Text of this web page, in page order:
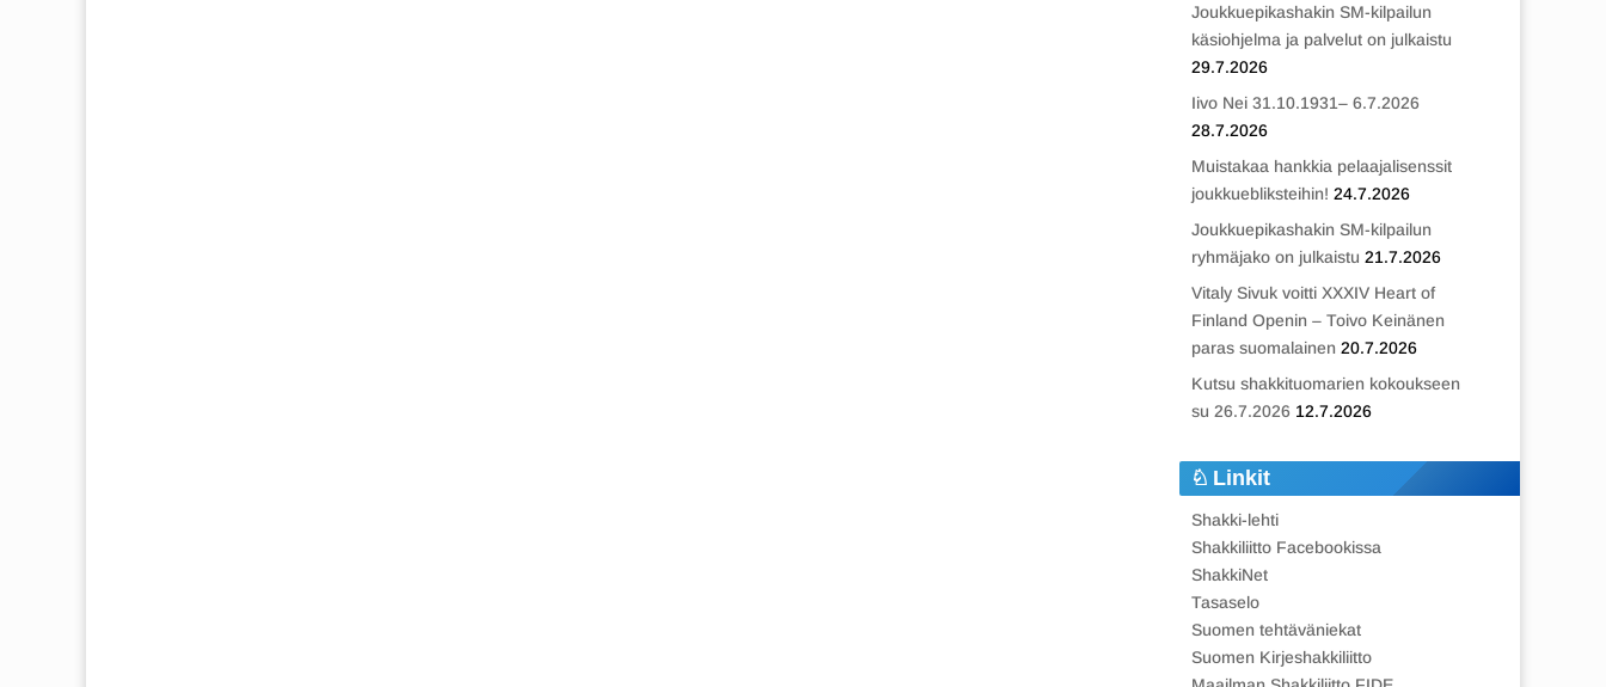
Joukkuepikashakin SM-kilpailun
käsiohjelma ja palvelut on julkaistu
29.7.2026
Iivo Nei 31.10.1931– 6.7.2026
28.7.2026
Muistakaa hankkia pelaajalisenssit
joukkuebliksteihin! 24.7.2026
Joukkuepikashakin SM-kilpailun
ryhmäjako on julkaistu 21.7.2026
Vitaly Sivuk voitti XXXIV Heart of
Finland Openin – Toivo Keinänen
paras suomalainen 20.7.2026
Kutsu shakkituomarien kokoukseen
su 26.7.2026 12.7.2026
Linkit
Shakki-lehti
Shakkiliitto Facebookissa
ShakkiNet
Tasaselo
Suomen tehtäväniekat
Suomen Kirjeshakkiliitto